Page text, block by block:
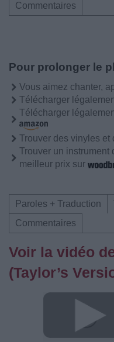
Commentaires
Pour prolonger le
Vous aimez chanter,
Télécharger
Télécharger
Trouver des vinyles et
Trouver un instrument
meilleur prix sur
Paroles + Traduction
Commentaires
Voir la vidéo
(Taylor’s